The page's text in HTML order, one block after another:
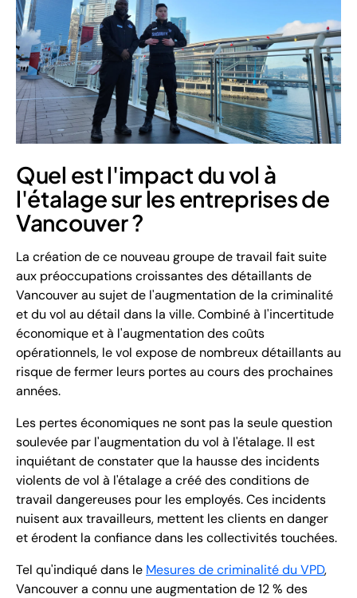
Quel est l'impact du vol à
l'étalage sur les entreprises de
Vancouver ?
La création de ce nouveau groupe de travail fait suite
aux préoccupations croissantes des détaillants de
Vancouver au sujet de l'augmentation de la criminalité
et du vol au détail dans la ville. Combiné à l'incertitude
économique et à l'augmentation des coûts
opérationnels, le vol expose de nombreux détaillants au
risque de fermer leurs portes au cours des prochaines
années.
Les pertes économiques ne sont pas la seule question
soulevée par l'augmentation du vol à l'étalage. Il est
inquiétant de constater que la hausse des incidents
violents de vol à l'étalage a créé des conditions de
travail dangereuses pour les employés. Ces incidents
nuisent aux travailleurs, mettent les clients en danger
et érodent la confiance dans les collectivités touchées.
Tel qu'indiqué dans le Mesures de criminalité du VPD,
Vancouver a connu une augmentation de 12 % des